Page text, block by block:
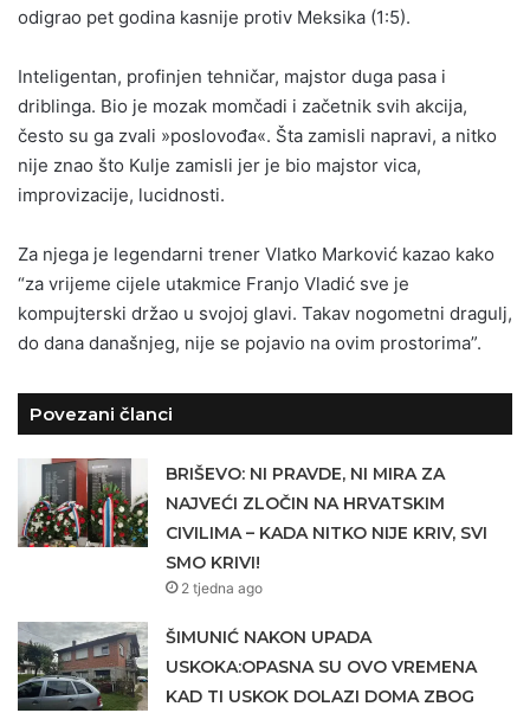
odigrao pet godina kasnije protiv Meksika (1:5).
Inteligentan, profinjen tehničar, majstor duga pasa i
driblinga. Bio je mozak momčadi i začetnik svih akcija,
često su ga zvali »poslovođa«. Šta zamisli napravi, a nitko
nije znao što Kulje zamisli jer je bio majstor vica,
improvizacije, lucidnosti.
Za njega je legendarni trener Vlatko Marković kazao kako
“za vrijeme cijele utakmice Franjo Vladić sve je
kompujterski držao u svojoj glavi. Takav nogometni dragulj,
do dana današnjeg, nije se pojavio na ovim prostorima”.
Povezani članci
BRIŠEVO: NI PRAVDE, NI MIRA ZA
NAJVEĆI ZLOČIN NA HRVATSKIM
CIVILIMA – KADA NITKO NIJE KRIV, SVI
SMO KRIVI!
2 tjedna ago
ŠIMUNIĆ NAKON UPADA
USKOKA:OPASNA SU OVO VREMENA
KAD TI USKOK DOLAZI DOMA ZBOG